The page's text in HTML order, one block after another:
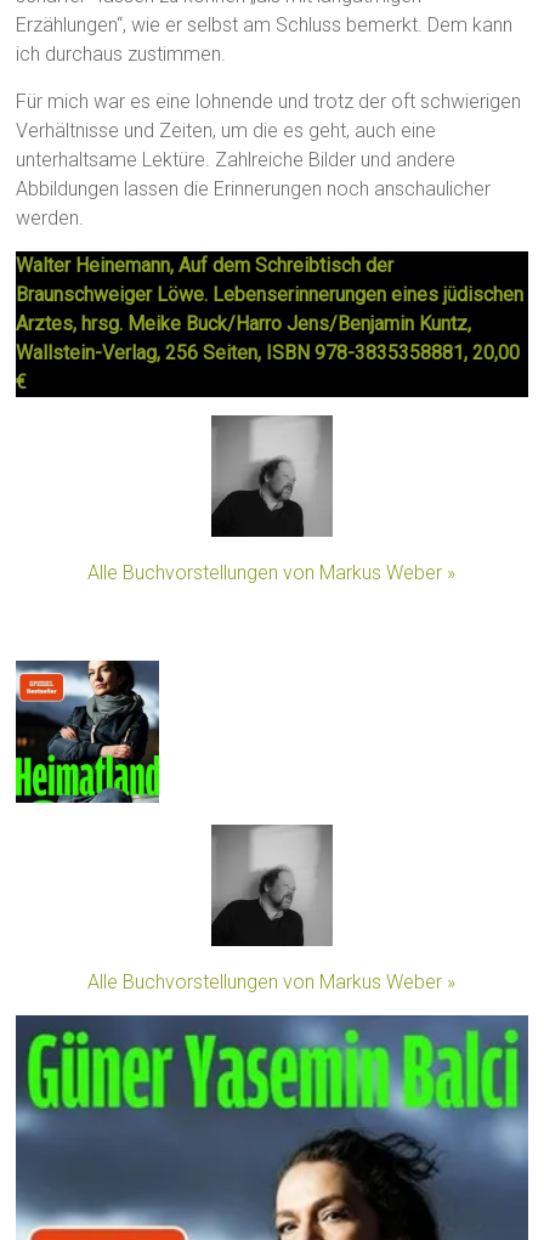
Erzählungen“, wie er selbst am Schluss bemerkt. Dem kann
ich durchaus zustimmen.
Für mich war es eine lohnende und trotz der oft schwierigen
Verhältnisse und Zeiten, um die es geht, auch eine
unterhaltsame Lektüre. Zahlreiche Bilder und andere
Abbildungen lassen die Erinnerungen noch anschaulicher
werden.
Walter Heinemann, Auf dem Schreibtisch der
Braunschweiger Löwe. Lebenserinnerungen eines jüdischen
Arztes, hrsg. Meike Buck/Harro Jens/Benjamin Kuntz,
Wallstein-Verlag, 256 Seiten, ISBN 978-3835358881, 20,00
€
Alle Buchvorstellungen von Markus Weber »
Alle Buchvorstellungen von Markus Weber »